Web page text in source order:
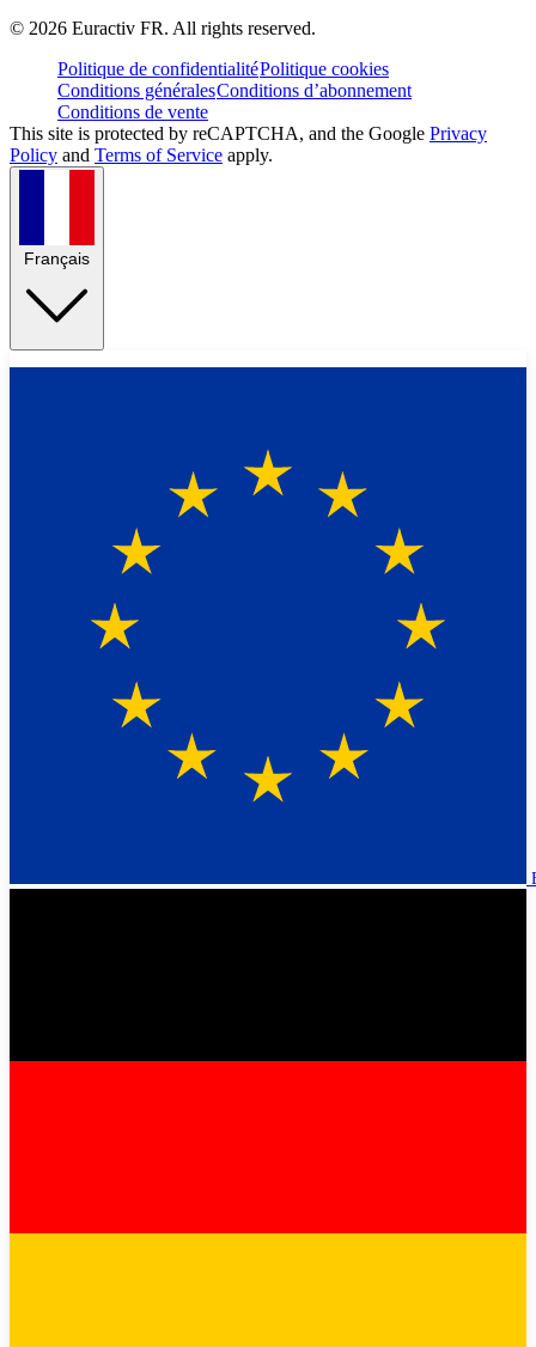
© 2026 Euractiv FR. All rights reserved.
Politique de confidentialitéPolitique cookies
Conditions généralesConditions d’abonnement
Conditions de vente
This site is protected by reCAPTCHA, and the Google Privacy
Policy and Terms of Service apply.
Français